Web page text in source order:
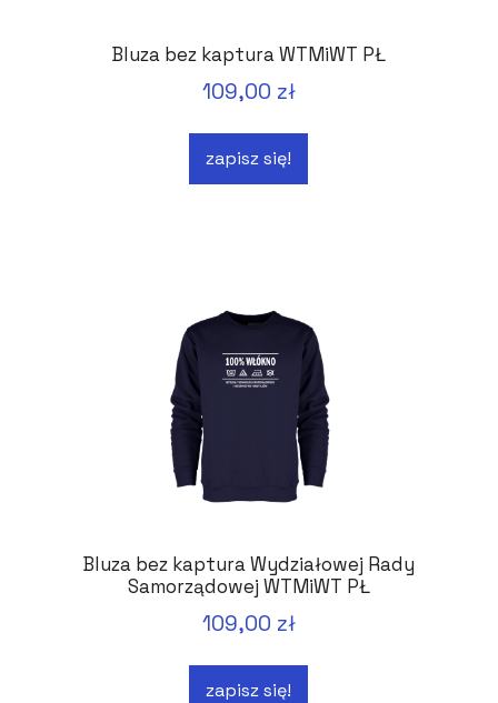
Bluza bez kaptura WTMiWT PŁ
109,00 zł
zapisz się!
Bluza bez kaptura Wydziałowej Rady
Samorządowej WTMiWT PŁ
109,00 zł
zapisz się!